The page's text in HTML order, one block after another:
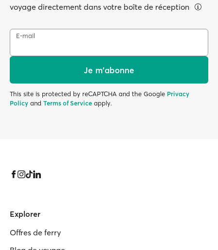
voyage directement dans votre boîte de réception
E-mail
Je m'abonne
This site is protected by reCAPTCHA and the Google Privacy
Policy and Terms of Service apply.
Explorer
Offres de ferry